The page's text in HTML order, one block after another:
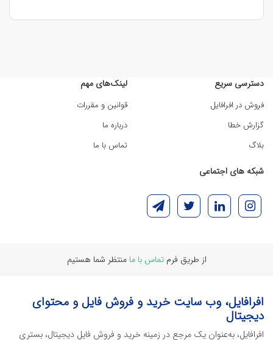
دسترسی سریع
فروش در افرافایل
گزارش خطا
بلاگ
لینک‌های مهم
قوانین و مقررات
درباره ما
تماس با ما
شبکه های اجتماعی
از طریق فرمتماس با ما منتظر شما هستیم
افرافایل، وب سایت خرید و فروش فایل و محتوای
دیجیتال
افرافایل، به‌عنوان یک مرجع در زمینه خرید و فروش فایل دیجیتال، بستری